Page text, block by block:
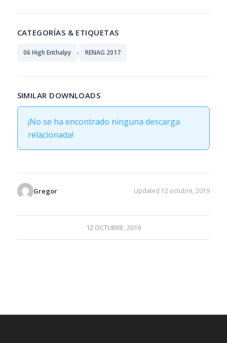
CATEGORÍAS & ETIQUETAS
06 High Enthalpy , RENAG 2017
SIMILAR DOWNLOADS
¡No se ha encontrado ninguna descarga
relacionada!
Gregor Updated 12 octubre, 2019
12 OCTUBRE, 2019